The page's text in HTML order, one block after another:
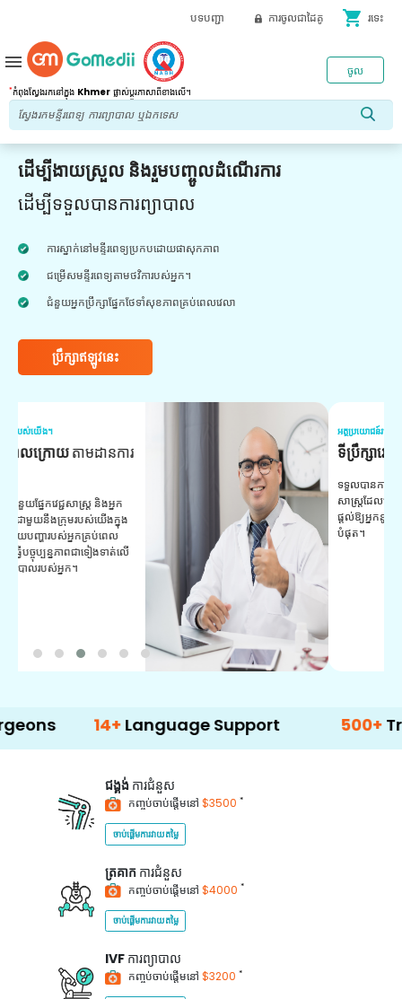
បទបញ្ជា ការចូលជាដៃគូ shopping_cart រទេះ
*កំពុងស្វែងរកនៅក្នុង Khmer ផ្លាស់ប្តូរភាសាពីខាងលើ។
ចូល
menu
ដើម្បីងាយស្រួល និងរួមបញ្ចូលដំណើរការ
ដើម្បីទទួលបានការព្យាបាល
ការស្នាក់នៅមន្ទីរពេទ្យប្រកបដោយផាសុកភាព
ជម្រើសមន្ទីរពេទ្យតាមថវិការបស់អ្នក។
ជំនួយអ្នកប្រឹក្សាផ្នែកថែទាំសុខភាពគ្រប់ពេលវេលា
ប្រឹក្សាឥឡូវនេះ
អត្ថប្រយោជន៍របស់យើង។
ទីប្រឹក្សាវេជ្ជសាស្ត្រជំនួយ
សាស្ត្រដែលមានបទពិសោធន៍របស់យើង។
ផ្តល់ឱ្យអ្នកនូវដំបូន្មាន និងការណែនាំដ៏ល្អ
បំផុត។
14+Language Support 500+
ជង្គង់ ការជំនួស
កញ្ចប់ចាប់ផ្តើមនៅ $3500 *
ចាប់ផ្តើមការវាយតម្លៃ
ត្រគាក ការជំនួស
កញ្ចប់ចាប់ផ្តើមនៅ $4000 *
ចាប់ផ្តើមការវាយតម្លៃ
IVF ការព្យាបាល
កញ្ចប់ចាប់ផ្តើមនៅ $3200 *